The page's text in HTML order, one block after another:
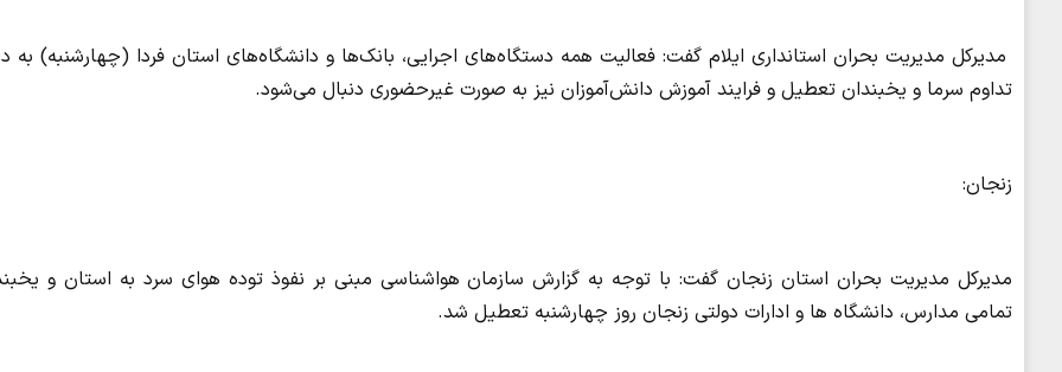
مدیرکل مدیریت بحران استانداری ایلام گفت: فعالیت همه دستگاه‌های اجرایی، بانک‌ها و دانشگاه‌های استان فردا (چهارشنبه) به
تداوم سرما و یخبندان تعطیل و فرایند آموزش دانش‌آموزان نیز به صورت غیرحضوری دنبال می‌شود.
زنجان:
مدیرکل مدیریت بحران استان زنجان گفت: با توجه به گزارش سازمان هواشناسی مبنی بر نفوذ توده هوای سرد به استان و
تمامی مدارس، دانشگاه ها و ادارات دولتی زنجان روز چهارشنبه تعطیل شد.